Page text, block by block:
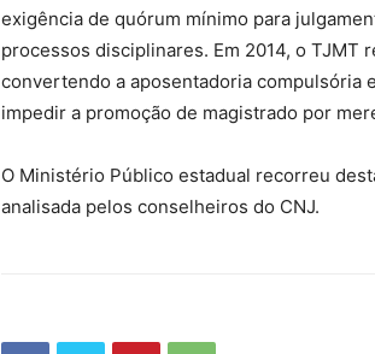
exigência de quórum mínimo para
processos disciplinares. Em 2014, o TJMT
convertendo a aposentadoria compulsória
impedir a promoção de magistrado por
O Ministério Público estadual recorreu
analisada pelos conselheiros do CNJ.